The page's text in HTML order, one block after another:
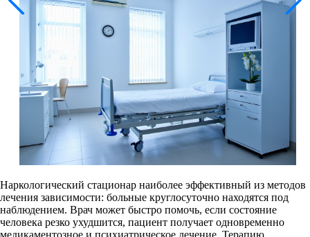
Наркологический стационар наиболее эффективный из методов
лечения зависимости: больные круглосуточно находятся под
наблюдением. Врач может быстро помочь, если состояние
человека резко ухудшится, пациент получает одновременно
медикаментозное и психиатрическое лечение. Терапию